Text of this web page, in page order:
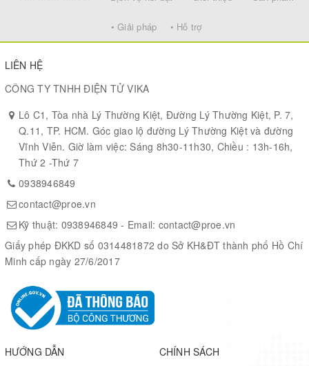
IMAGE
Static image
2592 × 1944
Video
recording
30 FPS 1920 × 1080
(Full HD)
30 FPS 1280 × 720
(720P)
OPERATING
VOLTAGE
MODULE SIZE
SUPPORTED
OS
Windows, Linux, mac OS
Connecting With USB Cable
• Giải pháp • Hỗ trợ
LIÊN HỆ
CÔNG TY TNHH ĐIỆN TỬ VIKA
Lô C1, Tòa nhà Lý Thường Kiệt, Đường Lý Thường Kiệt, P. 7,
Q.11, TP. HCM. Góc giao lộ đường Lý Thường Kiệt và đường
Vĩnh Viễn. Giờ làm việc: Sáng 8h30-11h30, Chiều : 13h-16h,
Thứ 2 -Thứ 7
0938946849
contact@proe.vn
Kỹ thuật: 0938946849 - Email: contact@proe.vn
Giấy phép ĐKKD số 0314481872 do Sở KH&ĐT thành phố Hồ Chí
Minh cấp ngày 27/6/2017
HƯỚNG DẪN
CHÍNH SÁCH